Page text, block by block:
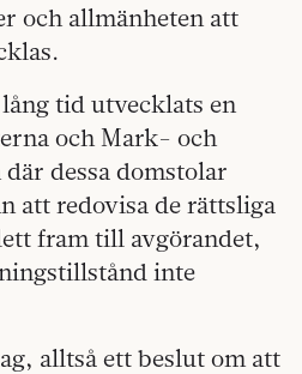
och allmänheten att
tid utvecklats en
och Mark- och
dessa domstolar
att redovisa de rättsliga
fram till avgörandet,
inte
alltså ett beslut om att